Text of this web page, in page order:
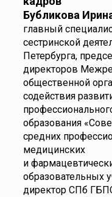
Бубликова
главный
сестринской
Петербурга,
директоров
общественной
содействия
образования
средних
медицинских
и
образовательных
директор СПб